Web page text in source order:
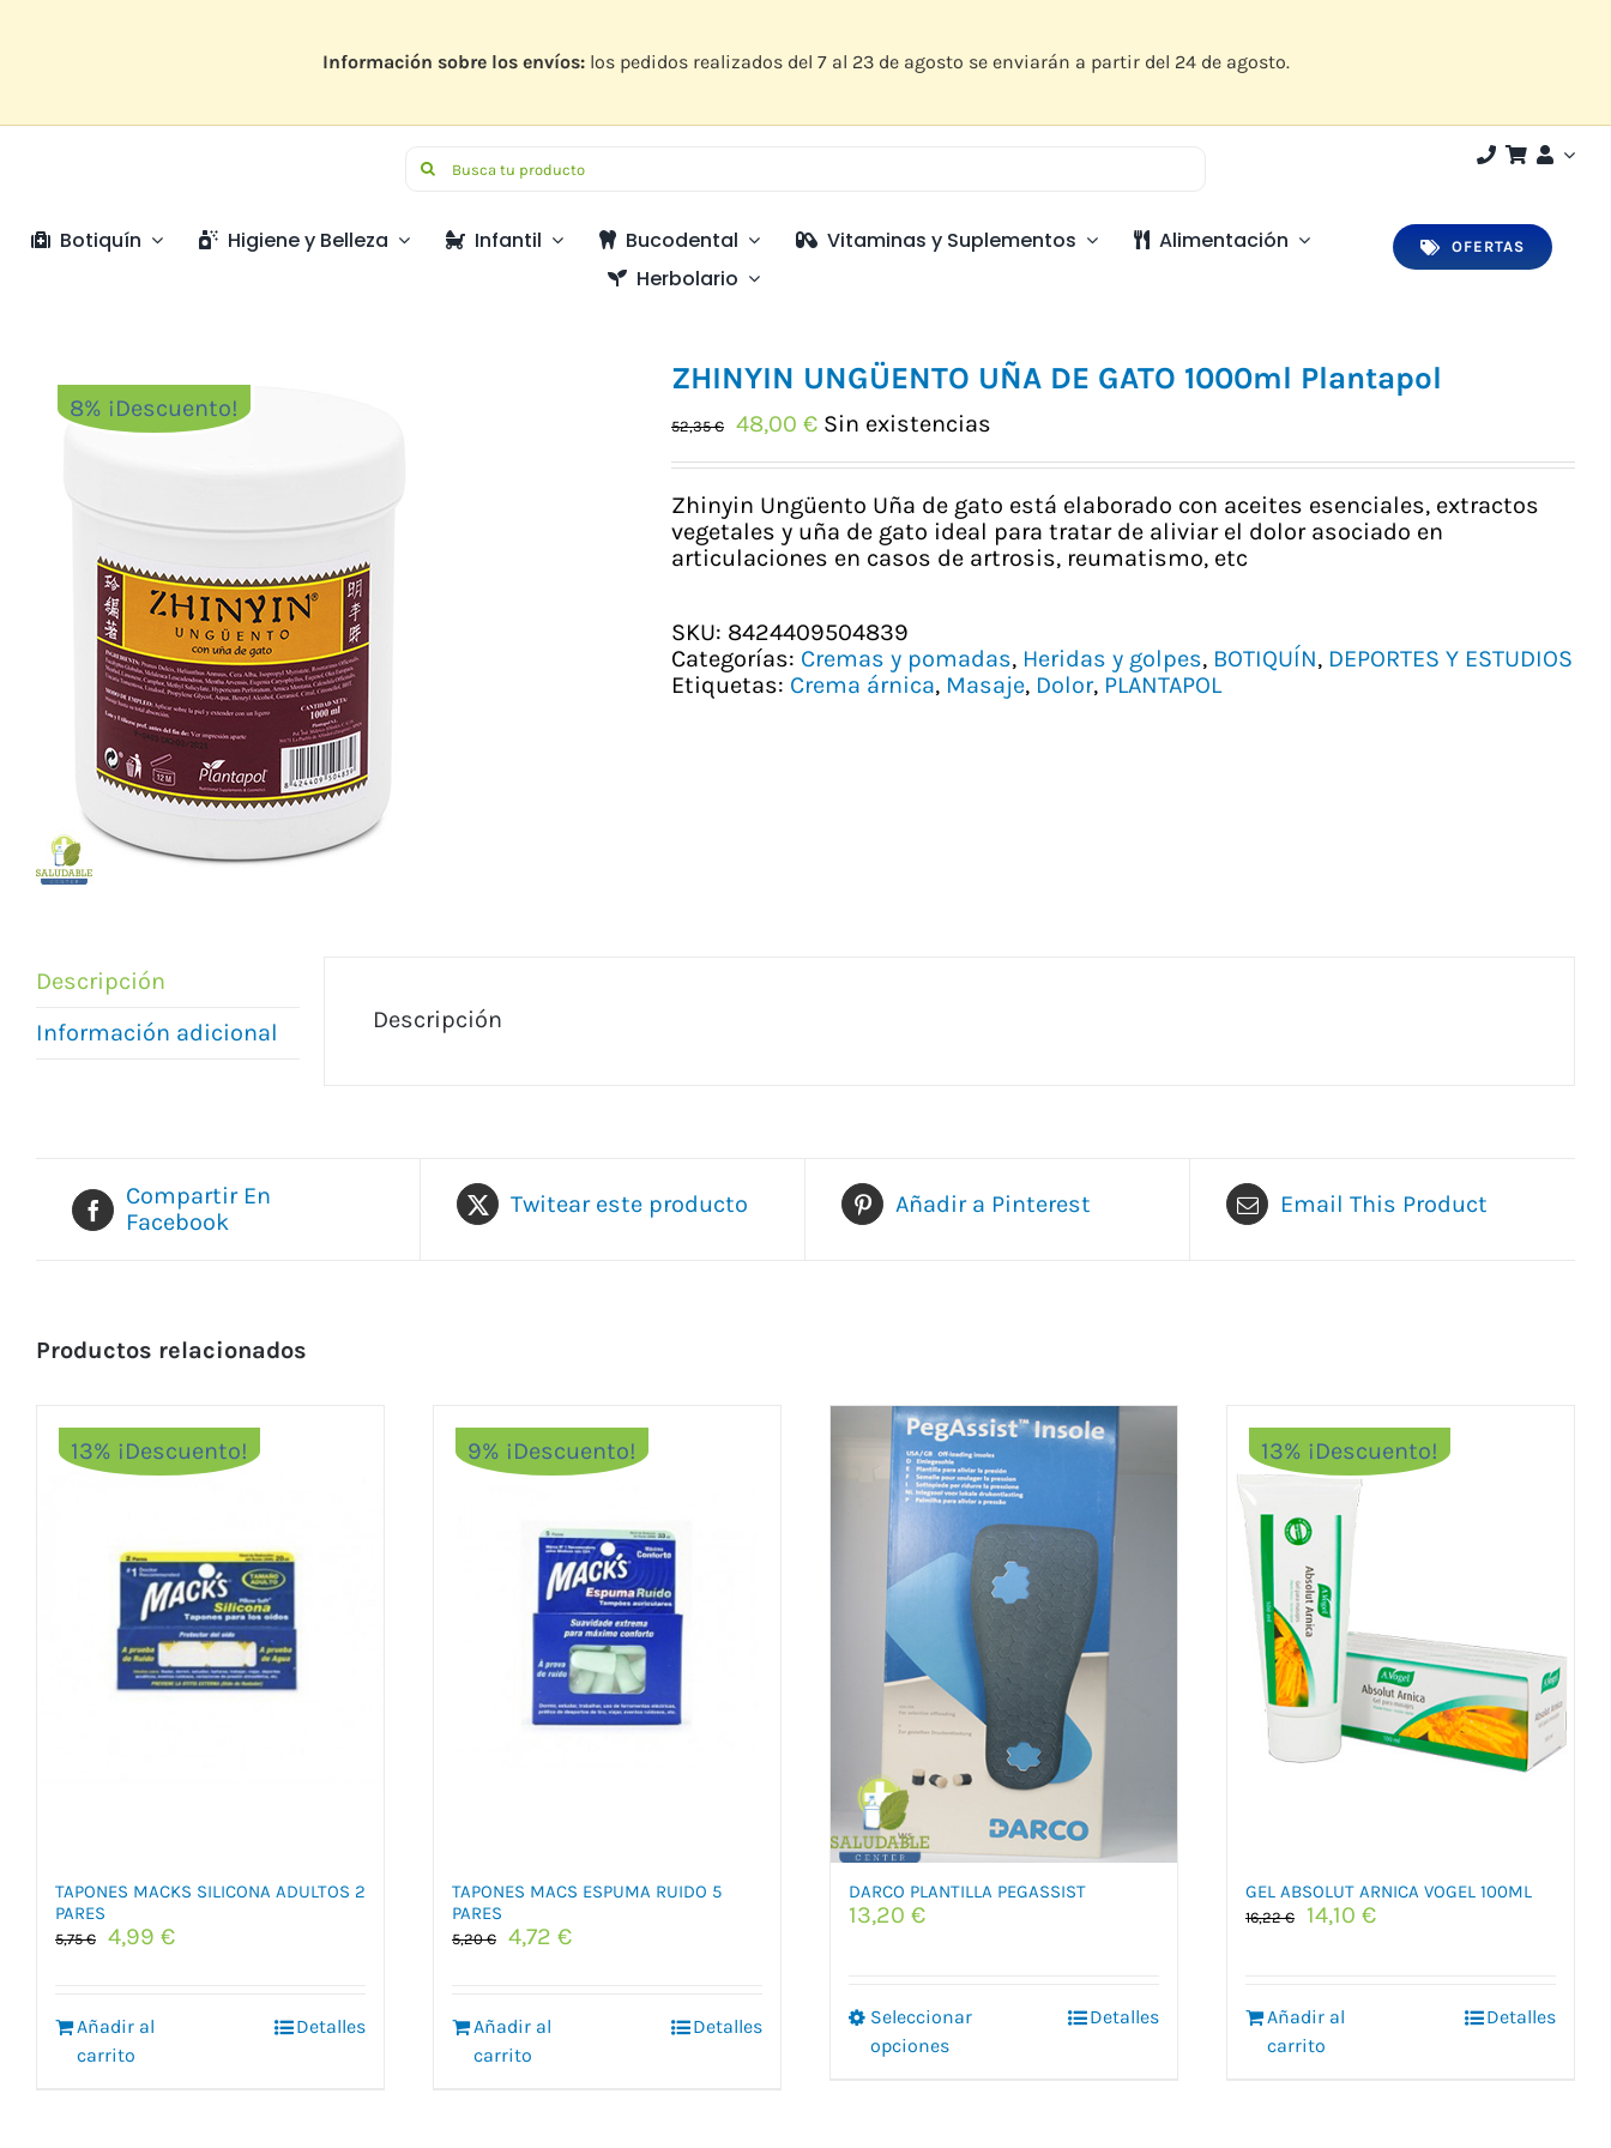
Información sobre los envíos:los pedidos realizados del 7 al 23 de agosto se enviarán a partir del 24 de agosto.
Buscar:
Botiquín Higiene y Belleza Infantil Bucodental Vitaminas y Suplementos
Alimentación
Herbolario
OFERTAS
8% ¡Descuento!
ZHINYIN UNGÜENTO UÑA DE GATO 1000ml Plantapol
52,35€
El
original
era:
52,35 €.
48,00 €El
actual
es:
48,00 €.
Sin existencias
Zhinyin Ungüento Uña de gato está elaborado con aceites esenciales, extractos
vegetales y uña de gato ideal para tratar de aliviar el dolor asociado en
articulaciones en casos de artrosis, reumatismo, etc
SKU: 8424409504839
Categorías: Cremas y pomadas, Heridas y golpes, BOTIQUÍN, DEPORTES Y ESTUDIOS
Etiquetas: Crema árnica, Masaje, Dolor, PLANTAPOL
Descripción
Información adicional
Descripción
Compartir En
Facebook
Twitear este producto Añadir a Pinterest Email This Product
Productos relacionados
13% ¡Descuento!
TAPONES MACKS SILICONA ADULTOS 2
PARES
5,75€
El
era:
5,75 €.
4,99 €El
Añadir al
carrito
Detalles
9% ¡Descuento!
TAPONES MACS ESPUMA RUIDO 5
PARES
5,20€
El
era:
5,20 €.
4,72 €El
Añadir al
carrito
Detalles
DARCO PLANTILLA PEGASSIST
13,20 €
Seleccionar
opciones
Detalles
13% ¡Descuento!
GEL ABSOLUT ARNICA VOGEL 100ML
16,22€
El
16,22 €.
14,10 €El
Añadir al
carrito
Detalles